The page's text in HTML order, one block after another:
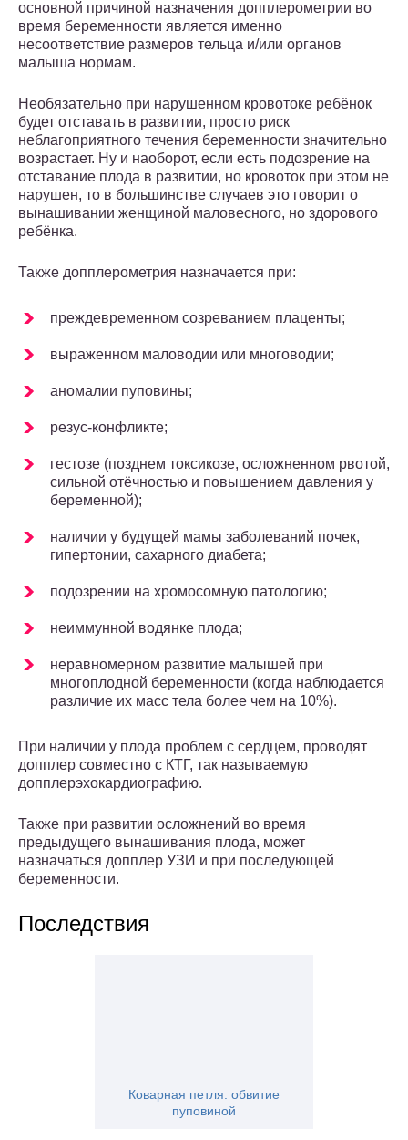
основной причиной назначения допплерометрии во
время беременности является именно
несоответствие размеров тельца и/или органов
малыша нормам.
Необязательно при нарушенном кровотоке ребёнок
будет отставать в развитии, просто риск
неблагоприятного течения беременности значительно
возрастает. Ну и наоборот, если есть подозрение на
отставание плода в развитии, но кровоток при этом не
нарушен, то в большинстве случаев это говорит о
вынашивании женщиной маловесного, но здорового
ребёнка.
Также допплерометрия назначается при:
преждевременном созреванием плаценты;
выраженном маловодии или многоводии;
аномалии пуповины;
резус-конфликте;
гестозе (позднем токсикозе, осложненном рвотой,
сильной отёчностью и повышением давления у
беременной);
наличии у будущей мамы заболеваний почек,
гипертонии, сахарного диабета;
подозрении на хромосомную патологию;
неиммунной водянке плода;
неравномерном развитие малышей при
многоплодной беременности (когда наблюдается
различие их масс тела более чем на 10%).
При наличии у плода проблем с сердцем, проводят
допплер совместно с КТГ, так называемую
допплерэхокардиографию.
Также при развитии осложнений во время
предыдущего вынашивания плода, может
назначаться допплер УЗИ и при последующей
беременности.
Последствия
Коварная петля. обвитие
пуповиной